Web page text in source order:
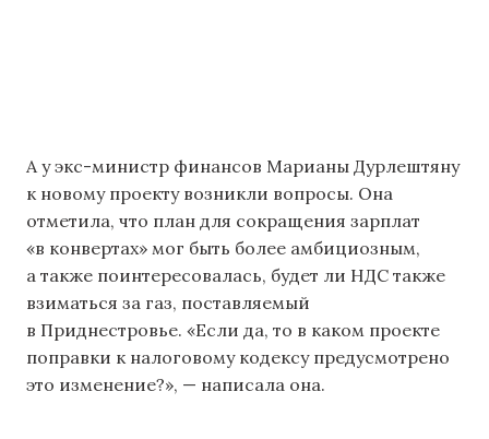
А у экс-министр финансов Марианы Дурлештяну
к новому проекту возникли вопросы. Она
отметила, что план для сокращения зарплат
«в конвертах» мог быть более амбициозным,
а также поинтересовалась, будет ли НДС также
взиматься за газ, поставляемый
в Приднестровье. «Если да, то в каком проекте
поправки к налоговому кодексу предусмотрено
это изменение?», — написала она.